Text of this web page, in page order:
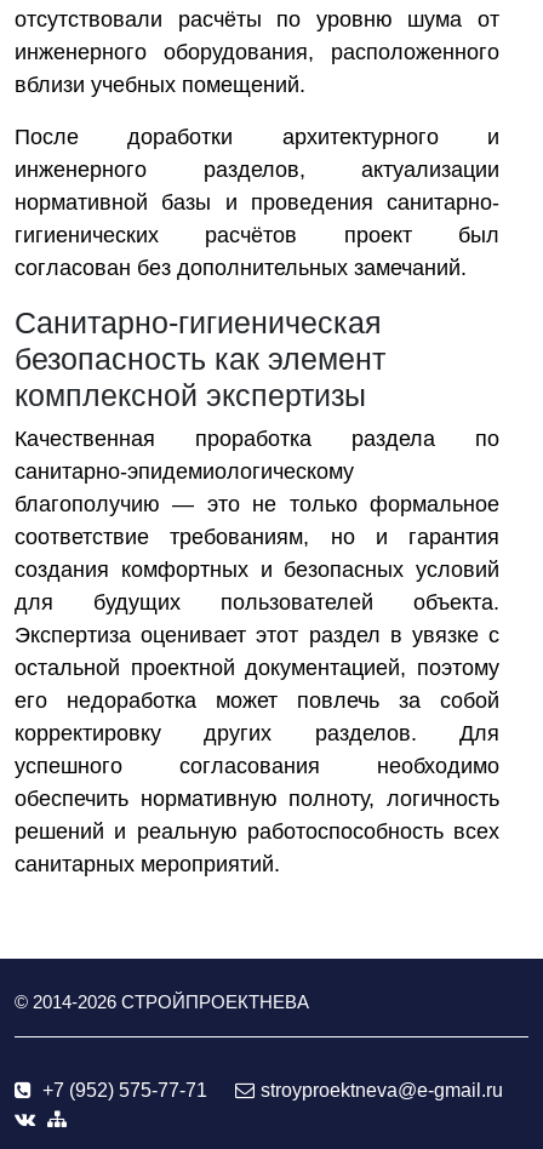
отсутствовали расчёты по уровню шума от
инженерного оборудования, расположенного
вблизи учебных помещений.
После доработки архитектурного и
инженерного разделов, актуализации
нормативной базы и проведения санитарно-
гигиенических расчётов проект был
согласован без дополнительных замечаний.
Санитарно-гигиеническая
безопасность как элемент
комплексной экспертизы
Качественная проработка раздела по
санитарно-эпидемиологическому
благополучию — это не только формальное
соответствие требованиям, но и гарантия
создания комфортных и безопасных условий
для будущих пользователей объекта.
Экспертиза оценивает этот раздел в увязке с
остальной проектной документацией, поэтому
его недоработка может повлечь за собой
корректировку других разделов. Для
успешного согласования необходимо
обеспечить нормативную полноту, логичность
решений и реальную работоспособность всех
санитарных мероприятий.
© 2014-2026 СТРОЙПРОЕКТНЕВА
+7 (952) 575-77-71 stroyproektneva@e-gmail.ru